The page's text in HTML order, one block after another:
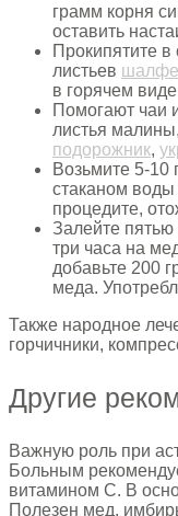
грамм корня
оставить
Прокипятите
листьев
в горячем
Помогают чаи
листья малины,
подорожник,
Возьмите 5-10
стаканом воды
процедите,
Залейте пятью
три часа на
добавьте 200
меда.
Также народное
горчичники,
Другие
Важную роль при
Больным
витамином С. В
Полезен мед,